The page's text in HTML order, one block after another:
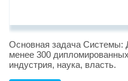
Основная задача Системы:
менее 300
индустрия, наука, власть.